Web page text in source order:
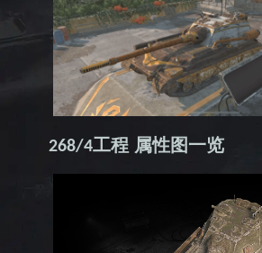
268/4工程 属性图一览